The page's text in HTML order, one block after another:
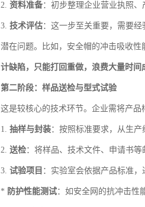
2. 资料准备：初步整理企业营业执照
3. 技术评估：这一步至关重要，需要
潜在问题。比如，安全帽的冲击吸收
计缺陷，只能打回重做，浪费大量时间
第二阶段：样品送检与型式试验
这是较核心的技术环节。企业需将产
1. 抽样与封装：按照标准要求，从生
2. 送检：将样品、技术文件、申请书等
3. 试验项目 ：实验室会依据产品标准，
* 防护性能测试：如安全网的抗冲击性